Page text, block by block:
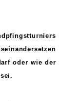
oder wie der